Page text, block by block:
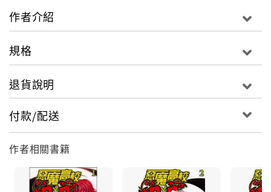
作者介紹
規格
退貨說明
付款/配送
作者相關書籍